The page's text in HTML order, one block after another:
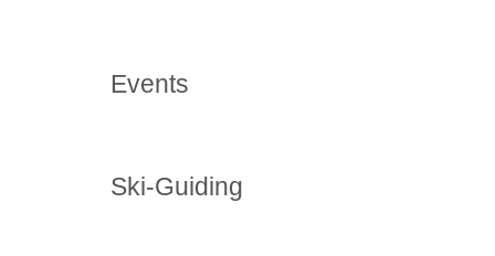
Events
Ski-Guiding